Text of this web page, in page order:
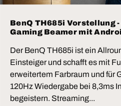
BenQ TH685i Vorstellung -
Gaming Beamer mit
Der BenQ TH685i ist ein
Einsteiger und schafft es mit
erweitertem Farbraum und für
120Hz Wiedergabe bei 8,3ms
begeistern. Streaming...